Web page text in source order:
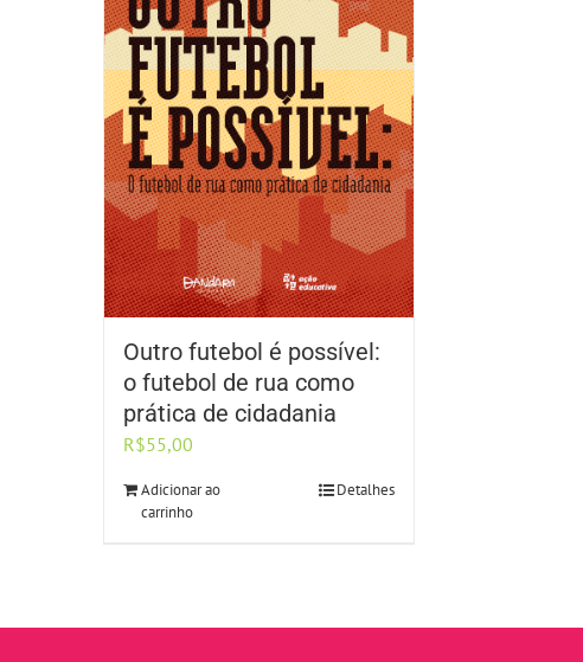
Outro futebol é possível:
o futebol de rua como
prática de cidadania
R$55,00
Adicionar ao
carrinho
Detalhes